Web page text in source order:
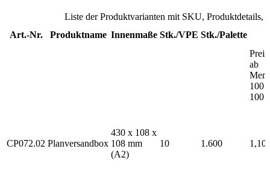
Liste der Produktvarianten mit SKU, Produktdetails,
Art.-Nr.
Produktname Innenmaße Stk./VPE Stk./Palette
Preis
ab
100
100
CP072.02 Planversandbox
430 x 108 x
108 mm
(A2)
10 1.600 1,10